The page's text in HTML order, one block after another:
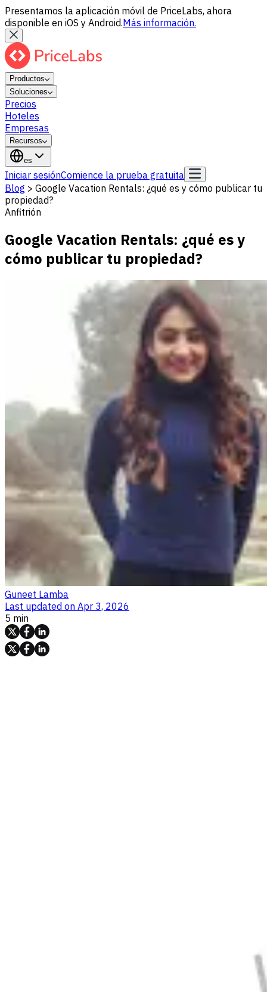
Presentamos la aplicación móvil de PriceLabs, ahora
disponible en iOS y Android.Más información.
Productos
Soluciones
Precios
Hoteles
Empresas
Recursos
es
Iniciar sesiónComience la prueba gratuita
Blog > Google Vacation Rentals: ¿qué es y cómo publicar tu
propiedad?
Anfitrión
Google Vacation Rentals: ¿qué es y
cómo publicar tu propiedad?
Guneet Lamba
Last updated on Apr 3, 2026
5 min